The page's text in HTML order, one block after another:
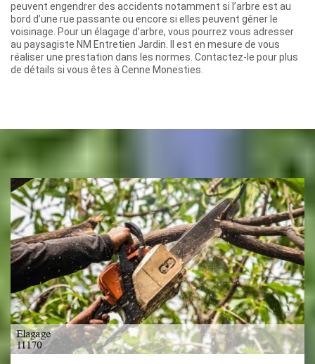
peuvent engendrer des accidents notamment si l’arbre est au
bord d’une rue passante ou encore si elles peuvent gêner le
voisinage. Pour un élagage d’arbre, vous pourrez vous adresser
au paysagiste NM Entretien Jardin. Il est en mesure de vous
réaliser une prestation dans les normes. Contactez-le pour plus
de détails si vous êtes à Cenne Monesties.